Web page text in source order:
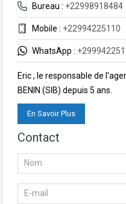
Bureau : +22998918484
Mobile : +22994225110
WhatsApp :
Eric , le responsable de
BENIN (SIB) depuis 5 ans.
En Savoir Plus
Contact